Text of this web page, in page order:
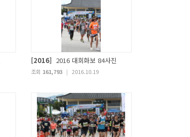
[2016] 2016 대회화보 84사진
조회 161,793 | 2016.10.19